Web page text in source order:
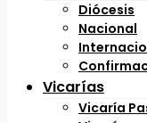
Diócesis
Nacional
Vicarías
Vicaría